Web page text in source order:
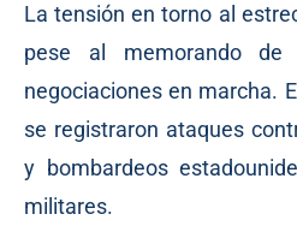
La tensión en torno al
pese al memorando de
negociaciones en marcha.
se registraron ataques
y bombardeos
militares.